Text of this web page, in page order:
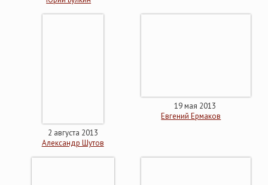
2 августа 2013
Александр Шутов
19 мая 2013
Евгений Ермаков